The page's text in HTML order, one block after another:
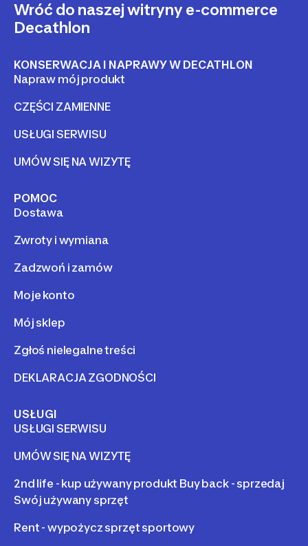
Wróć do naszej witryny e-commerce
Decathlon
KONSERWACJA I NAPRAWY W DECATHLON
Napraw mój produkt
CZĘŚCI ZAMIENNE
USŁUGI SERWISU
UMÓW SIĘ NA WIZYTĘ
POMOC
Dostawa
Zwroty i wymiana
Zadzwoń i zamów
Moje konto
Mój sklep
Zgłoś nielegalne treści
DEKLARACJA ZGODNOŚCI
USŁUGI
USŁUGI SERWISU
UMÓW SIĘ NA WIZYTĘ
2nd life - kup używany produkt Buy back - sprzedaj
Swój używany sprzęt
Rent - wypożycz sprzęt sportowy